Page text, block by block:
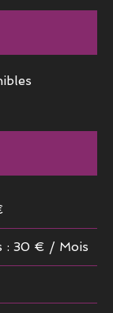
: 30 € / Mois